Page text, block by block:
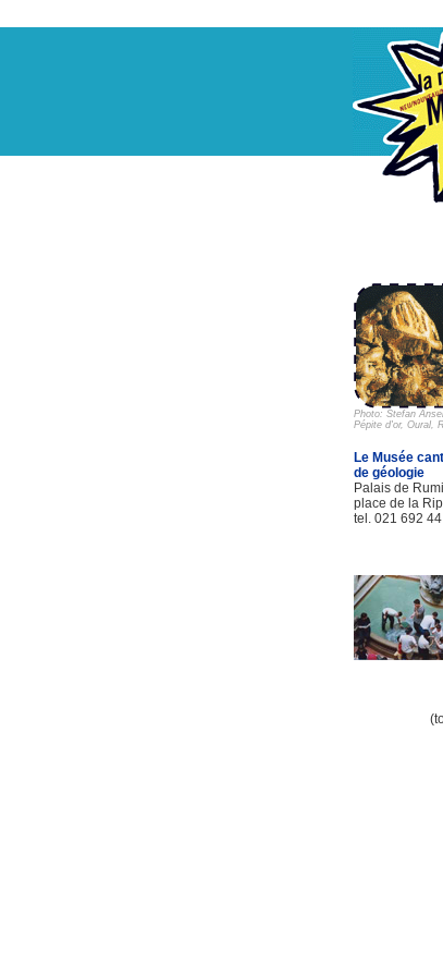
Photo: Stefan
Pépite d'or, Oural,
Le Musée
de géologie
Palais de
place de la
tel. 021 692